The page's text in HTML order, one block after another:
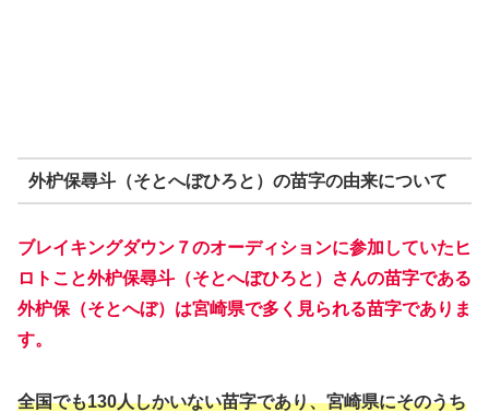
外枦保尋斗（そとへぼひろと）の苗字の由来について
ブレイキングダウン７のオーディションに参加していたヒ
ロトこと外枦保尋斗（そとへぼひろと）さんの苗字である
外枦保（そとへぼ）は宮崎県で多く見られる苗字でありま
す。
全国でも130人しかいない苗字であり、宮崎県にそのうち